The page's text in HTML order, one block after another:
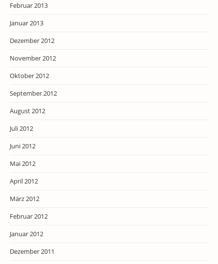
Februar 2013
Januar 2013
Dezember 2012
November 2012
Oktober 2012
September 2012
August 2012
Juli 2012
Juni 2012
Mai 2012
April 2012
März 2012
Februar 2012
Januar 2012
Dezember 2011